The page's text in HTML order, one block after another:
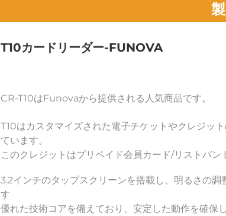
T10カードリーダー-FUNOVA
CR-T10はFunovaから提供される人気商品です。
T10はカスタマイズされた電子チケットやクレジッ
ています。
このクレジットはプリペイド会員カード/リストバン
3.2インチのタップスクリーンを搭載し、明るさの
す
優れた技術コアを備えており、安定した動作を確保